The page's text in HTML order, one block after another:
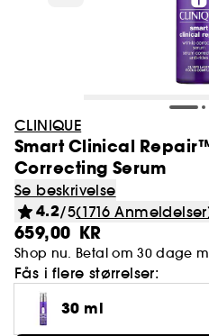
CLINIQUE
Smart Clinical
Correcting Serum
Se beskrivelse
4.2/5(1716
659,00 KR
Shop nu. Betal om 30 dage
Fås i flere størrelser:
30 ml